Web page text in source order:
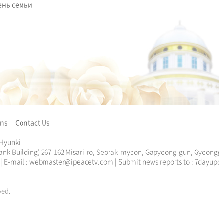
семьи
Contact Us
Building) 267-162 Misari-ro, Seorak-myeon, Gapyeong-gun,
| E-mail : webmaster@ipeacetv.com | Submit news reports to :